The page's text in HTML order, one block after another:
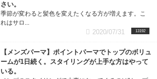
さい。
季節が変わると髪色を変えたくなる方が増えます。こ
れはサロ...
13192
2020/07/31
【メンズパーマ】ポイントパーマでトップのボリュ
ームが1日続く。スタイリングが上手な方はやって
いる。